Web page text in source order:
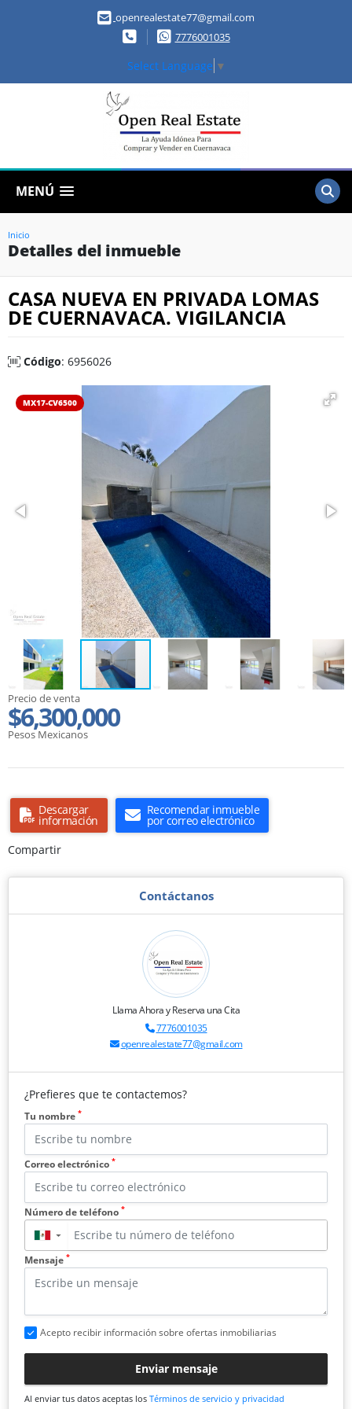
openrealestate77@gmail.com
7776001035
Select Language ▼
MENÚ
Inicio
Detalles del inmueble
CASA NUEVA EN PRIVADA LOMAS
DE CUERNAVACA. VIGILANCIA
Código: 6956026
MX17-CV6500
Precio de venta
$6,300,000
Pesos Mexicanos
Descargar
información
Recomendar inmueble
por correo electrónico
Compartir
Contáctanos
Llama Ahora y Reserva una Cita
7776001035
openrealestate77@gmail.com
¿Prefieres que te contactemos?
Tu nombre *
Correo electrónico *
Número de teléfono *
▼
Mensaje *
Acepto recibir información sobre ofertas inmobiliarias
Enviar mensaje
Al enviar tus datos aceptas los Términos de servicio y privacidad